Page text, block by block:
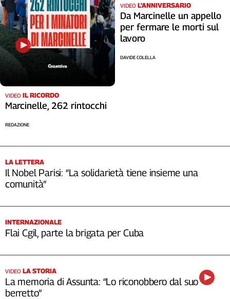
VIDEO IL RICORDO
Marcinelle, 262 rintocchi
REDAZIONE
VIDEO L'ANNIVERSARIO
Da Marcinelle un appello
per fermare le morti sul
lavoro
DAVIDE COLELLA
LA LETTERA
Il Nobel Parisi: “La solidarietà tiene insieme una
comunità”
INTERNAZIONALE
Flai Cgil, parte la brigata per Cuba
VIDEO LA STORIA
La memoria di Assunta: “Lo riconobbero dal suo
berretto”